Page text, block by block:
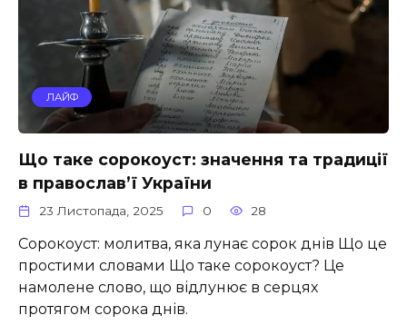
ЛАЙФ
Що таке сорокоуст: значення та традиції
в православ’ї України
23 Листопада, 2025 0 28
Сорокоуст: молитва, яка лунає сорок днів Що це
простими словами Що таке сорокоуст? Це
намолене слово, що відлунює в серцях
протягом сорока днів.